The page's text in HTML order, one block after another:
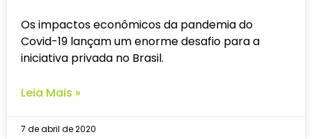
Os impactos econômicos da pandemia do
Covid-19 lançam um enorme desafio para a
iniciativa privada no Brasil.
Leia Mais »
7 de abril de 2020